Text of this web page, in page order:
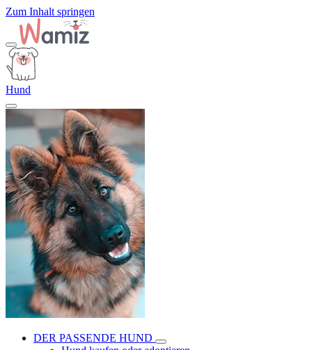
Zum Inhalt springen
Hund
DER PASSENDE HUND